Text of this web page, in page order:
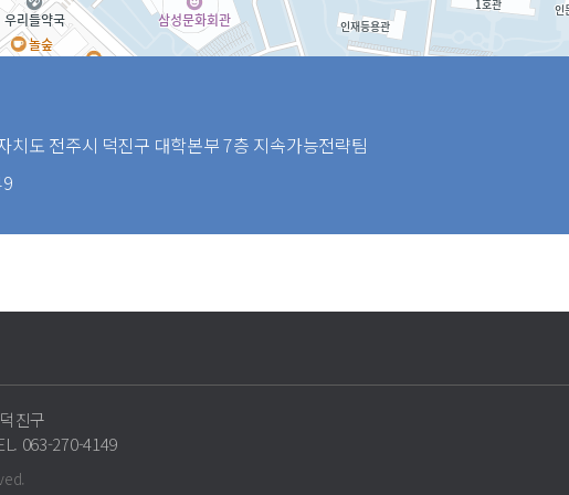
치도 전주시 덕진구 대학본부 7층 지속가능전략팀
진구
063-270-4149